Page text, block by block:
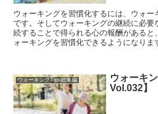
ウォーキングを習慣化するには、ウォ
です。そしてウォーキングの継続に必
続することで得られる心の報酬があると
ォーキングを習慣化できるようになりま
ウォーキングTips総集編
ウォーキ
Vol.032】